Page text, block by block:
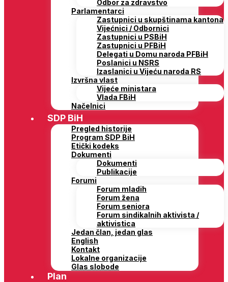
Odbor za zdravstvo
Parlamentarci
Zastupnici u skupštinama kantona
Vijećnici / Odbornici
Zastupnici u PSBiH
Zastupnici u PFBiH
Delegati u Domu naroda PFBiH
Poslanici u NSRS
Izaslanici u Vijeću naroda RS
Izvršna vlast
Vijeće ministara
Vlada FBiH
Načelnici
SDP BiH
Pregled historije
Program SDP BiH
Etički kodeks
Dokumenti
Dokumenti
Publikacije
Forumi
Forum mladih
Forum žena
Forum seniora
Forum sindikalnih aktivista /
aktivistica
Jedan član, jedan glas
English
Kontakt
Lokalne organizacije
Glas slobode
Plan